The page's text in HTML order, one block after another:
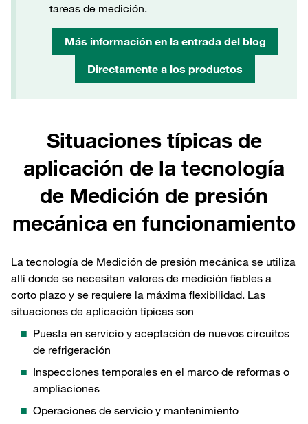
tareas de medición.
Más información en la entrada del blog
Directamente a los productos
Situaciones típicas de
aplicación de la tecnología
de Medición de presión
mecánica en funcionamiento
La tecnología de Medición de presión mecánica se utiliza
allí donde se necesitan valores de medición fiables a
corto plazo y se requiere la máxima flexibilidad. Las
situaciones de aplicación típicas son
Puesta en servicio y aceptación de nuevos circuitos
de refrigeración
Inspecciones temporales en el marco de reformas o
ampliaciones
Operaciones de servicio y mantenimiento